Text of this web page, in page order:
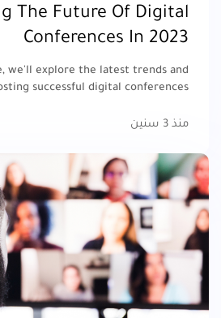
The Future Of Digital
Conferences In 2023
we'll explore the latest trends and
successful digital conferences.
منذ 3 سنين